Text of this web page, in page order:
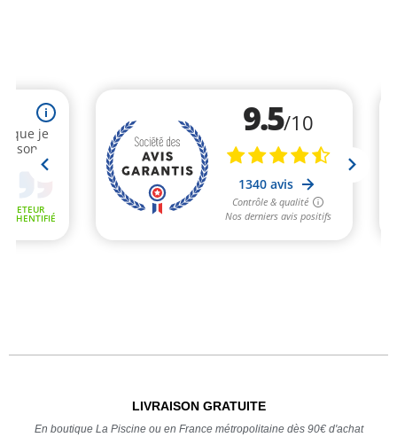
LIVRAISON GRATUITE
En boutique La Piscine ou en France métropolitaine dès 90€ d'achat